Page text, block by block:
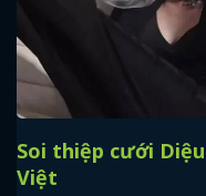
Soi thiệp cưới
Việt